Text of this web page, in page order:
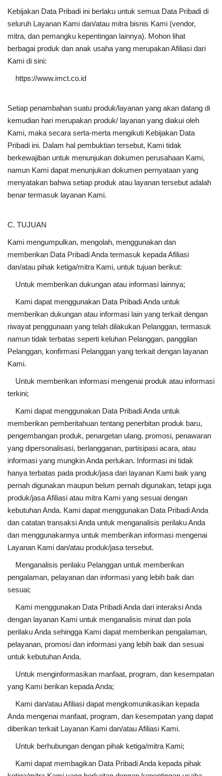
Kebijakan Data Pribadi ini berlaku untuk semua Data Pribadi di
seluruh Layanan Kami dan/atau mitra bisnis Kami (vendor,
mitra, dan pemangku kepentingan lainnya). Mohon lihat
berbagai produk dan anak usaha yang merupakan Afiliasi dari
Kami di sini:
https://www.imct.co.id
Setiap penambahan suatu produk/layanan yang akan datang di
kemudian hari merupakan produk/ layanan yang diakui oleh
Kami, maka secara serta-merta mengikuti Kebijakan Data
Pribadi ini. Dalam hal pembuktian tersebut, Kami tidak
berkewajiban untuk menunjukan dokumen perusahaan Kami,
namun Kami dapat menunjukan dokumen pernyataan yang
menyatakan bahwa setiap produk atau layanan tersebut adalah
benar termasuk layanan Kami.
C. TUJUAN
Kami mengumpulkan, mengolah, menggunakan dan
memberikan Data Pribadi Anda termasuk kepada Afiliasi
dan/atau pihak ketiga/mitra Kami, untuk tujuan berikut:
Untuk memberikan dukungan atau informasi lainnya;
Kami dapat menggunakan Data Pribadi Anda untuk
memberikan dukungan atau informasi lain yang terkait dengan
riwayat penggunaan yang telah dilakukan Pelanggan, termasuk
namun tidak terbatas seperti keluhan Pelanggan, panggilan
Pelanggan, konfirmasi Pelanggan yang terkait dengan layanan
Kami.
Untuk memberikan informasi mengenai produk atau informasi
terkini;
Kami dapat menggunakan Data Pribadi Anda untuk
memberikan pemberitahuan tentang penerbitan produk baru,
pengembangan produk, penargetan ulang, promosi, penawaran
yang dipersonalisasi, berlangganan, partisipasi acara, atau
informasi yang mungkin Anda perlukan. Informasi ini tidak
hanya terbatas pada produk/jasa dari layanan Kami baik yang
pernah digunakan maupun belum pernah digunakan, tetapi juga
produk/jasa Afiliasi atau mitra Kami yang sesuai dengan
kebutuhan Anda. Kami dapat menggunakan Data Pribadi Anda
dan catatan transaksi Anda untuk menganalisis perilaku Anda
dan menggunakannya untuk memberikan informasi mengenai
Layanan Kami dan/atau produk/jasa tersebut.
Menganalisis perilaku Pelanggan untuk memberikan
pengalaman, pelayanan dan informasi yang lebih baik dan
sesuai;
Kami menggunakan Data Pribadi Anda dari interaksi Anda
dengan layanan Kami untuk menganalisis minat dan pola
perilaku Anda sehingga Kami dapat memberikan pengalaman,
pelayanan, promosi dan informasi yang lebih baik dan sesuai
untuk kebutuhan Anda.
Untuk menginformasikan manfaat, program, dan kesempatan
yang Kami berikan kepada Anda;
Kami dan/atau Afiliasi dapat mengkomunikasikan kepada
Anda mengenai manfaat, program, dan kesempatan yang dapat
diberikan terkait Layanan Kami dan/atau Afiliasi Kami.
Untuk berhubungan dengan pihak ketiga/mitra Kami;
Kami dapat membagikan Data Pribadi Anda kepada pihak